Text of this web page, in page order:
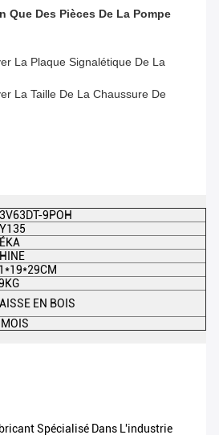
Que Des Pièces De La Pompe
La Plaque Signalétique De La
La Taille De La Chaussure De
9POH
EN BOIS
Spécialisé Dans L'industrie